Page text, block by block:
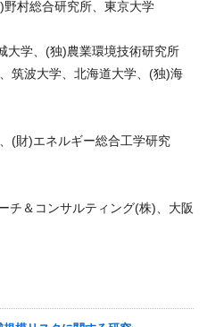
村総合研究所、東京大学
大学、(独)農業環境技術研究所
筑波大学、北海道大学、(独)海
(財)エネルギー総合工学研究
チ＆コンサルティング(株)、大阪